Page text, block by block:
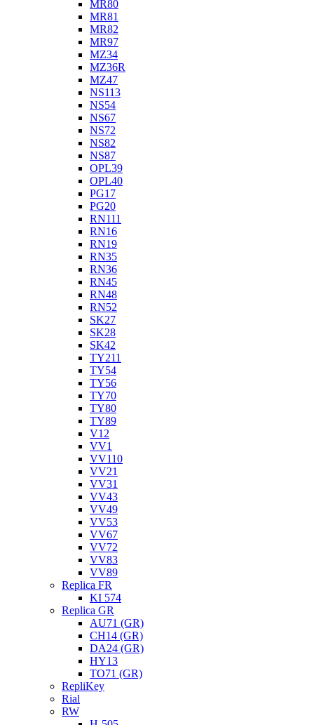
MR80
MR81
MR82
MR97
MZ34
MZ36R
MZ47
NS113
NS54
NS67
NS72
NS82
NS87
OPL39
OPL40
PG17
PG20
RN111
RN16
RN19
RN35
RN36
RN45
RN48
RN52
SK27
SK28
SK42
TY211
TY54
TY56
TY70
TY80
TY89
V12
VV1
VV110
VV21
VV31
VV43
VV49
VV53
VV67
VV72
VV83
VV89
Replica FR
KI 574
Replica GR
AU71 (GR)
CH14 (GR)
DA24 (GR)
HY13
TO71 (GR)
RepliKey
Rial
RW